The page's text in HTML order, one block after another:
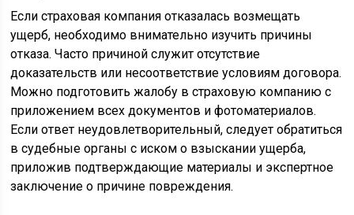
Если страховая компания отказалась возмещать
ущерб, необходимо внимательно изучить причины
отказа. Часто причиной служит отсутствие
доказательств или несоответствие условиям договора.
Можно подготовить жалобу в страховую компанию с
приложением всех документов и фотоматериалов.
Если ответ неудовлетворительный, следует обратиться
в судебные органы с иском о взыскании ущерба,
приложив подтверждающие материалы и экспертное
заключение о причине повреждения.